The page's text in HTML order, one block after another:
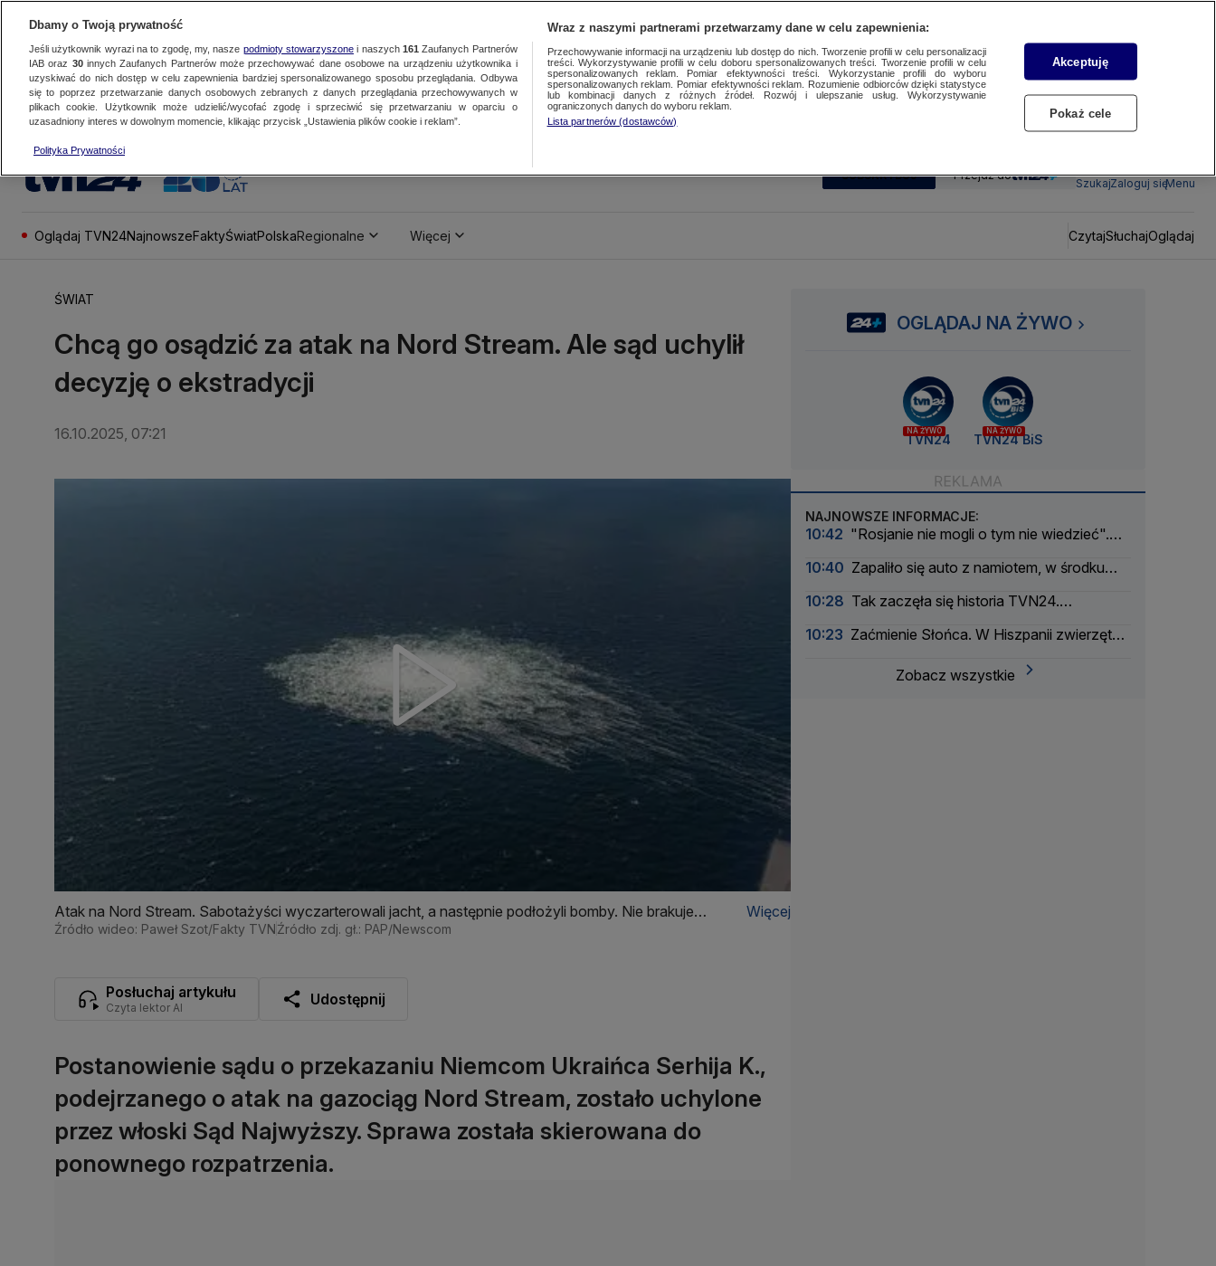
SUBSKRYBUJ Przejdź do
SzukajZaloguj sięMenu
Oglądaj TVN24NajnowszeFaktyŚwiatPolskaRegionalne Więcej CzytajSłuchajOglądaj
ŚWIAT
Chcą go osądzić za atak na Nord Stream. Ale sąd uchylił
decyzję o ekstradycji
16.10.2025, 07:21
Atak na Nord Stream. Sabotażyści wyczarterowali jacht, a następnie podłożyli bomby. Nie brakuje
polskich wątków
Więcej
Źródło wideo: Paweł Szot/Fakty TVNŹródło zdj. gł.: PAP/Newscom
Posłuchaj artykułu
Czyta lektor AI Udostępnij
Postanowienie sądu o przekazaniu Niemcom Ukraińca Serhija K.,
podejrzanego o atak na gazociąg Nord Stream, zostało uchylone
przez włoski Sąd Najwyższy. Sprawa została skierowana do
ponownego rozpatrzenia.
OGLĄDAJ NA ŻYWO
NA ŻYWO
TVN24
NA ŻYWO
TVN24 BiS
NAJNOWSZE INFORMACJE:
10:42 "Rosjanie nie mogli o tym nie wiedzieć".
10:40 Zapaliło się auto z namiotem, w środku
10:28 Tak zaczęła się historia TVN24.
10:23 Zaćmienie Słońca. W Hiszpanii zwierzęta
Zobacz wszystkie
Dbamy o Twoją prywatność
Jeśli użytkownik wyrazi na to zgodę, my, nasze podmioty stowarzyszonei naszych 161 Zaufanych Partnerów
IAB oraz 30innych Zaufanych Partnerów może przechowywać dane osobowe na urządzeniu użytkownika i
uzyskiwać do nich dostęp w celu zapewnienia bardziej spersonalizowanego sposobu przeglądania. Odbywa
się to poprzez przetwarzanie danych osobowych zebranych z danych przeglądania przechowywanych w
plikach cookie. Użytkownik może udzielić/wycofać zgodę i sprzeciwić się przetwarzaniu w oparciu o
uzasadniony interes w dowolnym momencie, klikając przycisk „Ustawienia plików cookie i reklam”.
Polityka Prywatności
Wraz z naszymi partnerami przetwarzamy dane w celu zapewnienia:
Przechowywanie informacji na urządzeniu lub dostęp do nich. Tworzenie profili w celu personalizacji
treści. Wykorzystywanie profili w celu doboru spersonalizowanych treści. Tworzenie profili w celu
spersonalizowanych reklam. Pomiar efektywności treści. Wykorzystanie profili do wyboru
spersonalizowanych reklam. Pomiar efektywności reklam. Rozumienie odbiorców dzięki statystyce
lub kombinacji danych z różnych źródeł. Rozwój i ulepszanie usług. Wykorzystywanie
ograniczonych danych do wyboru reklam.
Lista partnerów (dostawców)
Akceptuję
Pokaż cele